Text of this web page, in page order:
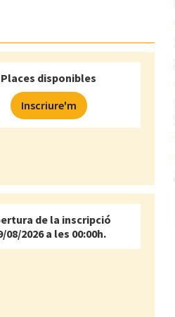
Places disponibles
Inscriure'm
de la inscripció
08/2026 a les 00:00h.